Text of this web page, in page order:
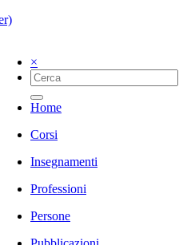
×
Home
Corsi
Insegnamenti
Professioni
Persone